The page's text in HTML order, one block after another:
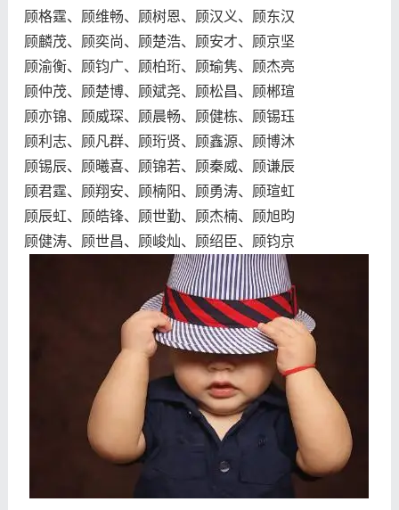
顾格霆、顾维畅、顾树恩、顾汉义、顾东汉
顾麟茂、顾奕尚、顾楚浩、顾安才、顾京坚
顾渝衡、顾钧广、顾柏珩、顾瑜隽、顾杰亮
顾仲茂、顾楚博、顾斌尧、顾松昌、顾郴瑄
顾亦锦、顾威琛、顾晨畅、顾健栋、顾锡珏
顾利志、顾凡群、顾珩贤、顾鑫源、顾博沐
顾锡辰、顾曦喜、顾锦若、顾秦威、顾谦辰
顾君霆、顾翔安、顾楠阳、顾勇涛、顾瑄虹
顾辰虹、顾皓锋、顾世勤、顾杰楠、顾旭昀
顾健涛、顾世昌、顾峻灿、顾绍臣、顾钧京